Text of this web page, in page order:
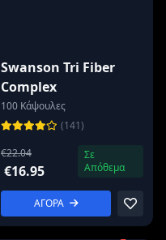
Swanson Tri Fiber
Complex
100 Κάψουλες
(141)
€22.04
€16.95
Σε
Απόθεμα
ΑΓΟΡΑ